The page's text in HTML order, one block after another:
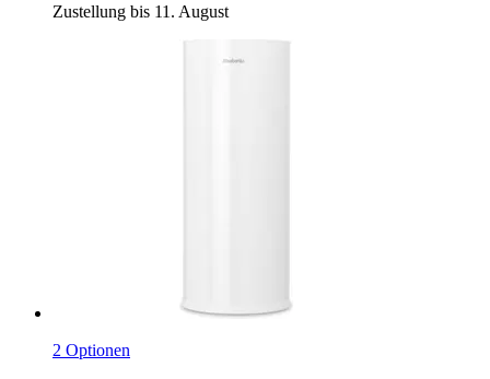
Zustellung bis 11. August
2 Optionen